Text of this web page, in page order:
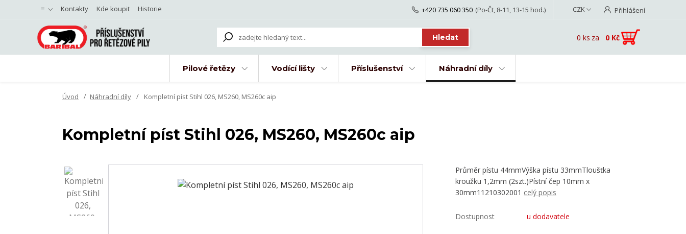
≡ Kontakty Kde koupit Historie CZK Přihlášení
Hledat
+420 735 060 350 (Po-Čt, 8-11, 13-15 hod.)
0 ks za 0 Kč
Pilové řetězy Vodící lišty Příslušenství Náhradní díly
Úvod Náhradní díly Kompletní píst Stihl 026, MS260, MS260c aip
Kompletní píst Stihl 026, MS260, MS260c aip
Průměr pístu 44mmVýška pístu 33mmTloušťka
kroužku 1,2mm (2szt.)Pístní čep 10mm x
30mm11210302001 celý popis
Dostupnost u dodavatele